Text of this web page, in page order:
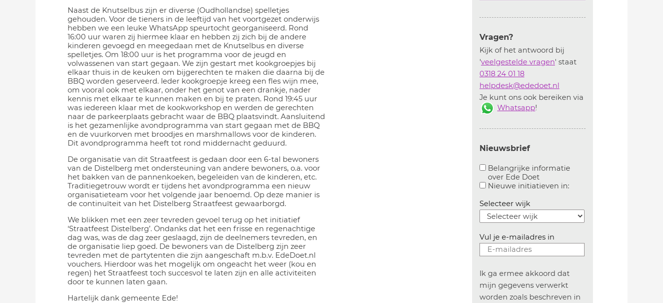
Naast de Knutselbus zijn er diverse (Oudhollandse) spelletjes
gehouden. Voor de tieners in de leeftijd van het voortgezet onderwijs
hebben we een leuke WhatsApp speurtocht georganiseerd. Rond
16:00 uur waren zij hiermee klaar en hebben zij zich bij de andere
kinderen gevoegd en meegedaan met de Knutselbus en diverse
spelletjes. Om 18:00 uur is het programma voor de jeugd en
volwassenen van start gegaan. We zijn gestart met kookgroepjes bij
elkaar thuis in de keuken om bijgerechten te maken die daarna bij de
BBQ worden geserveerd. Ieder kookgroepje kreeg een fles wijn mee,
om vooral ook met elkaar, onder het genot van een drankje, nader
kennis met elkaar te kunnen maken en bij te praten. Rond 19:45 uur
was iedereen klaar met de kookworkshop en werden de gerechten
naar de parkeerplaats gebracht waar de BBQ plaatsvindt. Aansluitend
is het gezamenlijke avondprogramma van start gegaan met de BBQ
en de vuurkorven met broodjes en marshmallows voor de kinderen.
Dit avondprogramma heeft tot rond middernacht geduurd.
De organisatie van dit Straatfeest is gedaan door een 6-tal bewoners
van de Distelberg met ondersteuning van andere bewoners, o.a. voor
het bakken van de pannenkoeken, begeleiden van de kinderen, etc.
Traditiegetrouw wordt er tijdens het avondprogramma een nieuw
organisatieteam voor het volgende jaar benoemd. Op deze manier is
de continuïteit van het Distelberg Straatfeest gewaarborgd.
We blikken met een zeer tevreden gevoel terug op het initiatief
‘Straatfeest Distelberg’. Ondanks dat het een frisse en regenachtige
dag was, was de dag zeer geslaagd, zijn de deelnemers tevreden, en
de organisatie liep goed. De bewoners van de Distelberg zijn zeer
tevreden met de partytenten die zijn aangeschaft m.b.v. EdeDoet.nl
vouchers. Hierdoor was het mogelijk om ongeacht het weer (kou en
regen) het Straatfeest toch succesvol te laten zijn en alle activiteiten
door te kunnen laten gaan.
Hartelijk dank gemeente Ede!
Vragen?
Kijk of het antwoord bij
'veelgestelde vragen' staat
0318 24 01 18
helpdesk@ededoet.nl
Je kunt ons ook bereiken via
Whatsapp!
Nieuwsbrief
Belangrijke informatie
over Ede Doet
Aanvinken om belangrijke informatie over
Nieuwe initiatieven in:Aanvinken om
Selecteer wijk
Vul je e-mailadres in
Ik ga ermee akkoord dat
mijn gegevens verwerkt
worden zoals beschreven in